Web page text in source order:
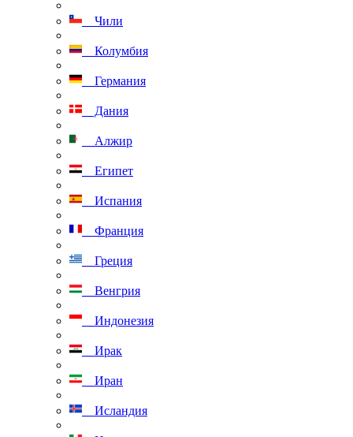
Чили
Колумбия
Германия
Дания
Алжир
Египет
Испания
Франция
Греция
Венгрия
Индонезия
Ирак
Иран
Исландия